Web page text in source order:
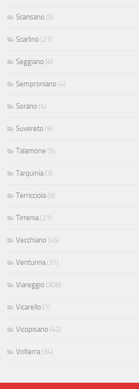
Scansano (5)
Scarlino (21)
Seggiano (6)
Semproniano (4)
Sorano (4)
Suvereto (9)
Talamone (5)
Tarquinia (3)
Terricciola (6)
Tirrenia (21)
Vecchiano (45)
Venturina (31)
Viareggio (308)
Vicarello (1)
Vicopisano (42)
Volterra (34)